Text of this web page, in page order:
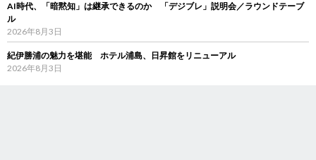
AI時代、「暗黙知」は継承できるのか 「デジブレ」説明会／ラウンドテーブ
ル
2026年8月3日
紀伊勝浦の魅力を堪能 ホテル浦島、日昇館をリニューアル
2026年8月3日